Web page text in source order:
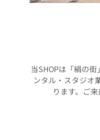
当SHOPは「絹の
ンタル・スタジオ
ります。ご